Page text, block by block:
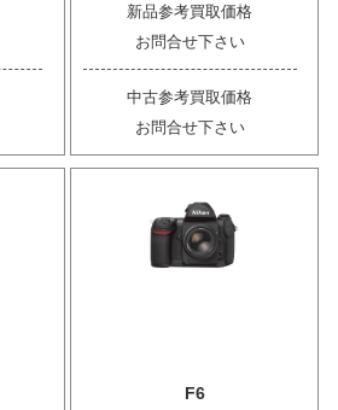
新品参考買取価格
お問合せ下さい
中古参考買取価格
お問合せ下さい
F6